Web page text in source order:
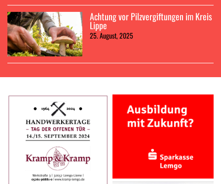
Achtung vor Pilzvergiftungen im Kreis
Lippe
25. August, 2025